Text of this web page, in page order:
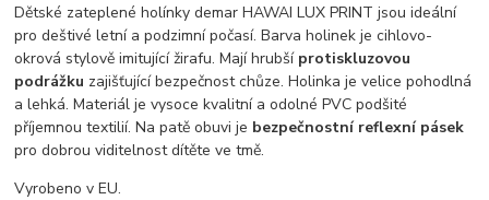
Dětské zateplené holínky demar HAWAI LUX PRINT jsou ideální
pro deštivé letní a podzimní počasí. Barva holinek je cihlovo-
okrová stylově imitující žirafu. Mají hrubší protiskluzovou
podrážku zajišťující bezpečnost chůze. Holinka je velice pohodlná
a lehká. Materiál je vysoce kvalitní a odolné PVC podšité
příjemnou textilií. Na patě obuvi je bezpečnostní reflexní pásek
pro dobrou viditelnost dítěte ve tmě.
Vyrobeno v EU.